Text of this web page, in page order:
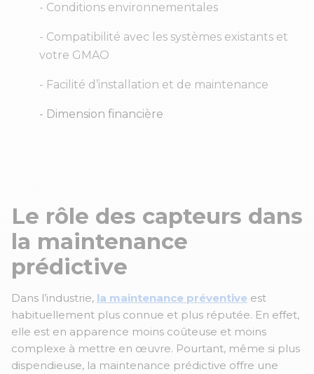
- Conditions environnementales
- Compatibilité avec les systèmes existants et
votre GMAO
- Facilité d’installation et de maintenance
- Dimension financière
Le rôle des capteurs dans
la maintenance
prédictive
Dans l’industrie, la maintenance préventive est
habituellement plus connue et plus réputée. En effet,
elle est en apparence moins coûteuse et moins
complexe à mettre en œuvre. Pourtant, même si plus
dispendieuse, la maintenance prédictive offre une